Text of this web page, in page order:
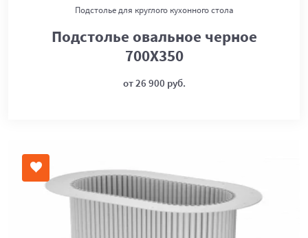
Подстолье для круглого кухонного стола
Подстолье овальное черное
700Х350
от 26 900 руб.